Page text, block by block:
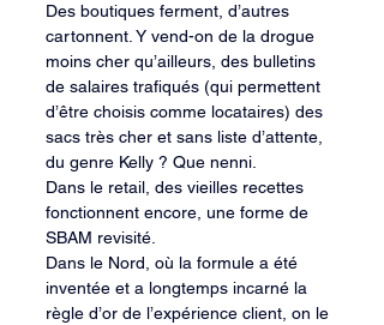
Des boutiques ferment, d’autres
cartonnent. Y vend-on de la drogue
moins cher qu’ailleurs, des bulletins
de salaires trafiqués (qui permettent
d’être choisis comme locataires) des
sacs très cher et sans liste d’attente,
du genre Kelly ? Que nenni.
Dans le retail, des vieilles recettes
fonctionnent encore, une forme de
SBAM revisité.
Dans le Nord, où la formule a été
inventée et a longtemps incarné la
règle d’or de l’expérience client, on le